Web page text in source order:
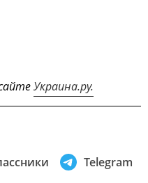
Украина.ру.
Telegram